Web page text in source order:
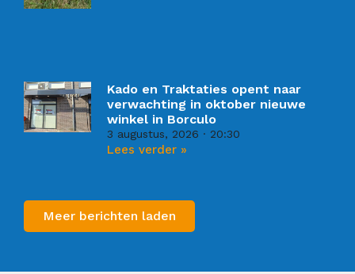
Kado en Traktaties opent naar
verwachting in oktober nieuwe
winkel in Borculo
3 augustus, 2026 20:30
Lees verder »
Meer berichten laden